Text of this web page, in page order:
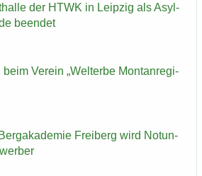
der HTWK in Leip­zig als Asyl-​
be­en­det
beim Ver­ein „Welt­erbe Mon­tan­re­gi­
Frei­berg wird Not­un­